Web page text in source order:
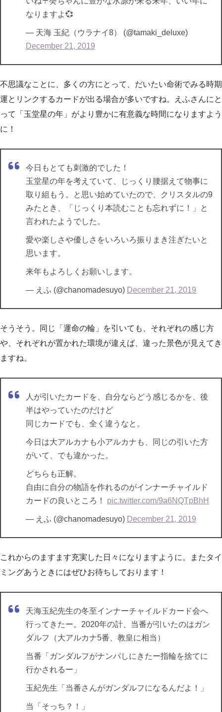
なりますよ💞
— 天海 玉紀（ウラナイ8） (@tamaki_deluxe)
December 21, 2019
不思議なことに、多くの方にとって、だいたい命術でみる時期
運とリンクするカードが出る場合が多いですね。えふさんにと
って「玉堂星の年」がより豊かに有意義な時間になりますよう
に！
今日もとても刺激的でした！
玉堂星の年を考えていて、じっくり腰据えて物事に
取り組もう。と思い始めていたので、クリスタルの9
みたとき、「じっくり本読むことも忘れずに！」と
言われたようでした。
愛や楽しさや優しさをいろいろ振りまき注ぎたいと
思います。
来年もよろしくお願いします。
— えふ (@chanomadesuyo) December 21, 2019
そうそう。同じ「運命の輪」を引いても、それぞれの感じ方
や、それぞれが置かれた環境が違えば、違った景色が見えてき
ますね。
人が引いたカードを、自分ならどう感じるかを、後
半はやっていたのだけど
同じカードでも、全く違うなと。
今日は大アルカナも小アルカナも、同じの引いた方
がいて、でも違かった。
どちらも正解。
自由に自分の物語を作れるのがインナーチャイルド
カードの良いところ！ pic.twitter.com/9a6NQTpBhH
— えふ (@chanomadesuyo) December 21, 2019
これからのますます充実した日々になりますように。またタイ
ミングあうときにはぜひお待ちしております！
天海玉紀先生の冬至インナーチャイルドカード会へ
行ってきたー。2020年の計、当番が引いたのはガン
ダルフ（大アルカナ5番、教皇に相当）
当番「ガンダルフがナンパしにきたー指輪を捨てに
行かされるー」
玉紀先生「当番さんがガンダルフになるんだよ！」
当「そっち？！」